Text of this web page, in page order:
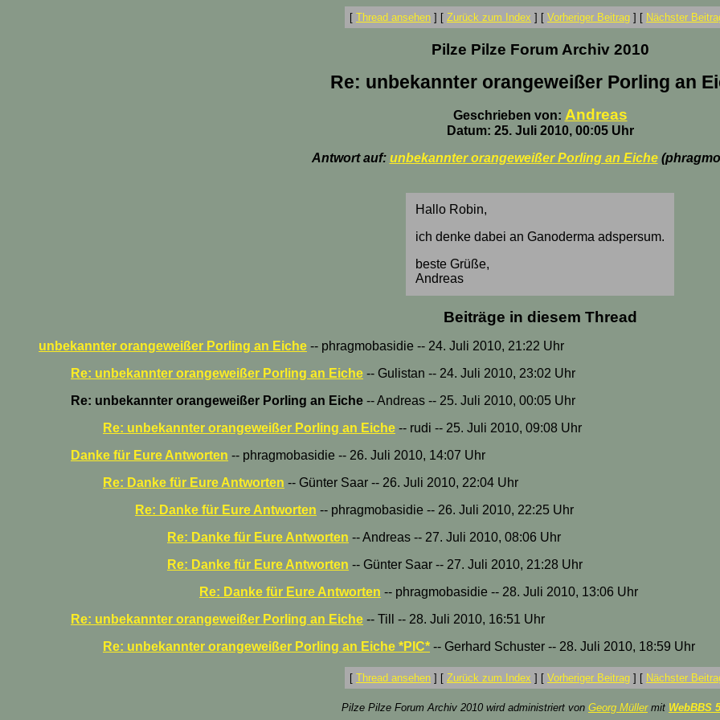
[ Thread ansehen ] [ Zurück zum Index ] [ Vorheriger Beitrag ] [ Nächster
Pilze Pilze Forum Archiv 2010
Re: unbekannter orangeweißer Porling an
Geschrieben von: Andreas
Datum: 25. Juli 2010, 00:05 Uhr
Antwort auf: unbekannter orangeweißer Porling an Eiche
Hallo Robin,
ich denke dabei an Ganoderma adspersum.
beste Grüße,
Andreas
Beiträge in diesem Thread
unbekannter orangeweißer Porling an Eiche -- phragmobasidie -- 24. Juli 2010, 21:22 Uhr
Re: unbekannter orangeweißer Porling an Eiche -- Gulistan -- 24. Juli 2010, 23:02 Uhr
Re: unbekannter orangeweißer Porling an Eiche -- Andreas -- 25. Juli 2010, 00:05 Uhr
Re: unbekannter orangeweißer Porling an Eiche -- rudi -- 25. Juli 2010, 09:08 Uhr
Danke für Eure Antworten -- phragmobasidie -- 26. Juli 2010, 14:07 Uhr
Re: Danke für Eure Antworten -- Günter Saar -- 26. Juli 2010, 22:04 Uhr
Re: Danke für Eure Antworten -- phragmobasidie -- 26. Juli 2010, 22:25 Uhr
Re: Danke für Eure Antworten -- Andreas -- 27. Juli 2010, 08:06 Uhr
Re: Danke für Eure Antworten -- Günter Saar -- 27. Juli 2010, 21:28 Uhr
Re: Danke für Eure Antworten -- phragmobasidie -- 28. Juli 2010, 13:06 Uhr
Re: unbekannter orangeweißer Porling an Eiche -- Till -- 28. Juli 2010, 16:51 Uhr
Re: unbekannter orangeweißer Porling an Eiche *PIC* -- Gerhard Schuster -- 28. Juli 2010, 18:59 Uhr
[ Thread ansehen ] [ Zurück zum Index ] [ Vorheriger Beitrag ] [ Nächster
Pilze Pilze Forum Archiv 2010 wird administriert von Georg Müllermit WebBBS